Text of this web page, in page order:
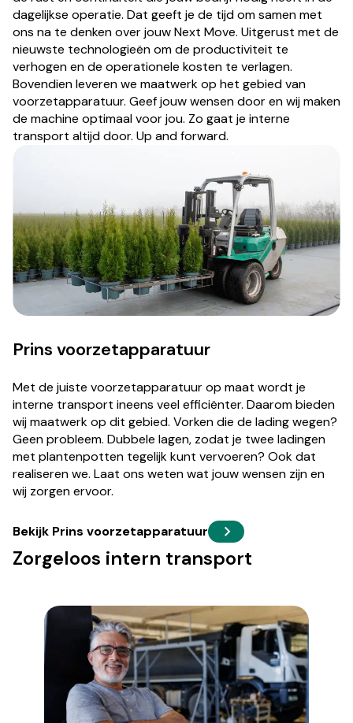
dagelijkse operatie. Dat geeft je de tijd om samen met
ons na te denken over jouw Next Move. Uitgerust met de
nieuwste technologieën om de productiviteit te
verhogen en de operationele kosten te verlagen.
Bovendien leveren we maatwerk op het gebied van
voorzetapparatuur. Geef jouw wensen door en wij maken
de machine optimaal voor jou. Zo gaat je interne
transport altijd door. Up and forward.
Prins voorzetapparatuur
Met de juiste voorzetapparatuur op maat wordt je
interne transport ineens veel efficiënter. Daarom bieden
wij maatwerk op dit gebied. Vorken die de lading wegen?
Geen probleem. Dubbele lagen, zodat je twee ladingen
met plantenpotten tegelijk kunt vervoeren? Ook dat
realiseren we. Laat ons weten wat jouw wensen zijn en
wij zorgen ervoor.
Bekijk Prins voorzetapparatuur
Zorgeloos intern transport